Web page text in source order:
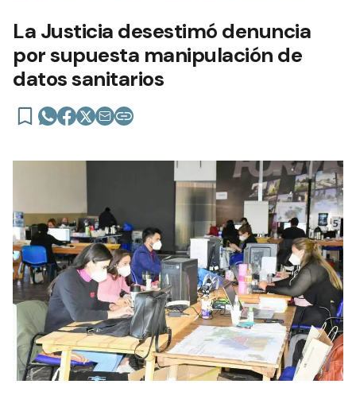
La Justicia desestimó denuncia
por supuesta manipulación de
datos sanitarios